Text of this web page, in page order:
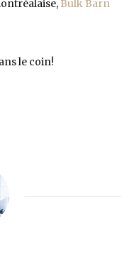
Bulk Barn
le coin!